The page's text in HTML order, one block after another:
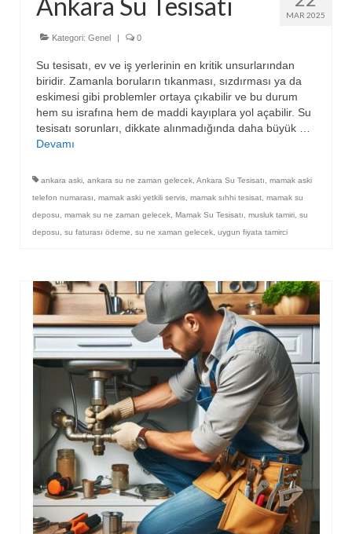
MAR 2025
Kategori: Genel | 0
Su tesisatı, ev ve iş yerlerinin en kritik unsurlarından
biridir. Zamanla boruların tıkanması, sızdırması ya da
eskimesi gibi problemler ortaya çıkabilir ve bu durum
hem su israfına hem de maddi kayıplara yol açabilir. Su
tesisatı sorunları, dikkate alınmadığında daha büyük …
Devamı
ankara aski ankara su ne zaman gelecek Ankara Su Tesisatı
mamak aski
telefon numarası
mamak aski yetkili servis mamak sıhhi tesisat mamak su
deposu
mamak su ne zaman gelecek Mamak Su Tesisatı musluk tamiri su
deposu
su faturası ödeme su ne xaman gelecek uygun fiyata tamirci